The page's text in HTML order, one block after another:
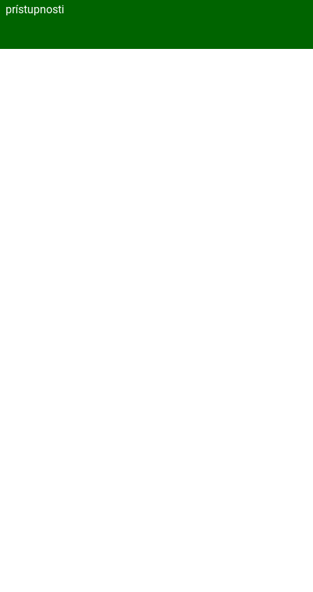
prístupnosti